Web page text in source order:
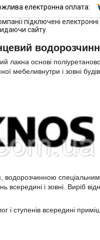
підключені
сайту.
лакна основі
мебеливнутри і зовні
водорозчинною
і зовні. Виріб
і ступенів всередині